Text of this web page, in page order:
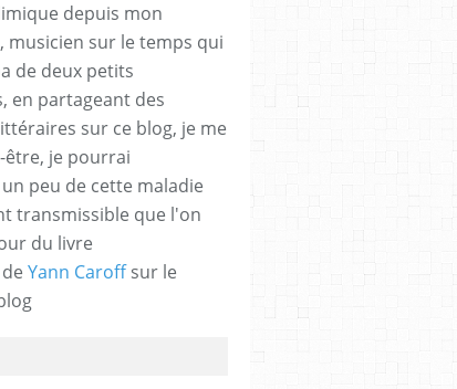
depuis mon
musicien sur le temps qui
de deux petits
en partageant des
sur ce blog, je me
être, je pourrai
peu de cette maladie
transmissible que l'on
du livre
Yann Caroffsur le